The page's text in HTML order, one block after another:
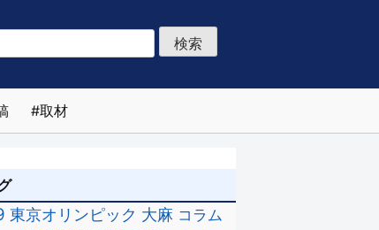
取材
東京オリンピック 大麻 コラム